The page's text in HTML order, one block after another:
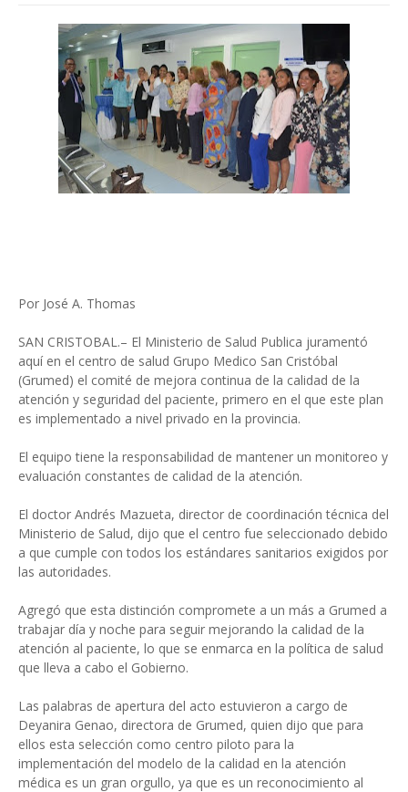
Por José A. Thomas
SAN CRISTOBAL.– El Ministerio de Salud Publica juramentó
aquí en el centro de salud Grupo Medico San Cristóbal
(Grumed) el comité de mejora continua de la calidad de la
atención y seguridad del paciente, primero en el que este plan
es implementado a nivel privado en la provincia.
El equipo tiene la responsabilidad de mantener un monitoreo y
evaluación constantes de calidad de la atención.
El doctor Andrés Mazueta, director de coordinación técnica del
Ministerio de Salud, dijo que el centro fue seleccionado debido
a que cumple con todos los estándares sanitarios exigidos por
las autoridades.
Agregó que esta distinción compromete a un más a Grumed a
trabajar día y noche para seguir mejorando la calidad de la
atención al paciente, lo que se enmarca en la política de salud
que lleva a cabo el Gobierno.
Las palabras de apertura del acto estuvieron a cargo de
Deyanira Genao, directora de Grumed, quien dijo que para
ellos esta selección como centro piloto para la
implementación del modelo de la calidad en la atención
médica es un gran orgullo, ya que es un reconocimiento al